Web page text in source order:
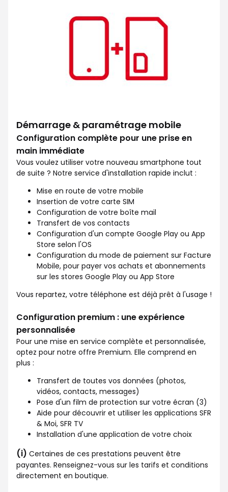
Démarrage & paramétrage mobile
Configuration complète pour une prise en
main immédiate
Vous voulez utiliser votre nouveau smartphone tout
de suite ? Notre service d'installation rapide inclut :
Mise en route de votre mobile
Insertion de votre carte SIM
Configuration de votre boîte mail
Transfert de vos contacts
Configuration d'un compte Google Play ou App
Store selon l'OS
Configuration du mode de paiement sur Facture
Mobile, pour payer vos achats et abonnements
sur les stores Google Play ou App Store
Vous repartez, votre téléphone est déjà prêt à l'usage !
Configuration premium : une expérience
personnalisée
Pour une mise en service complète et personnalisée,
optez pour notre offre Premium. Elle comprend en
plus :
Transfert de toutes vos données (photos,
vidéos, contacts, messages)
Pose d'un film de protection sur votre écran (3)
Aide pour découvrir et utiliser les applications SFR
& Moi, SFR TV
Installation d'une application de votre choix
(i) Certaines de ces prestations peuvent être
payantes. Renseignez-vous sur les tarifs et conditions
directement en boutique.